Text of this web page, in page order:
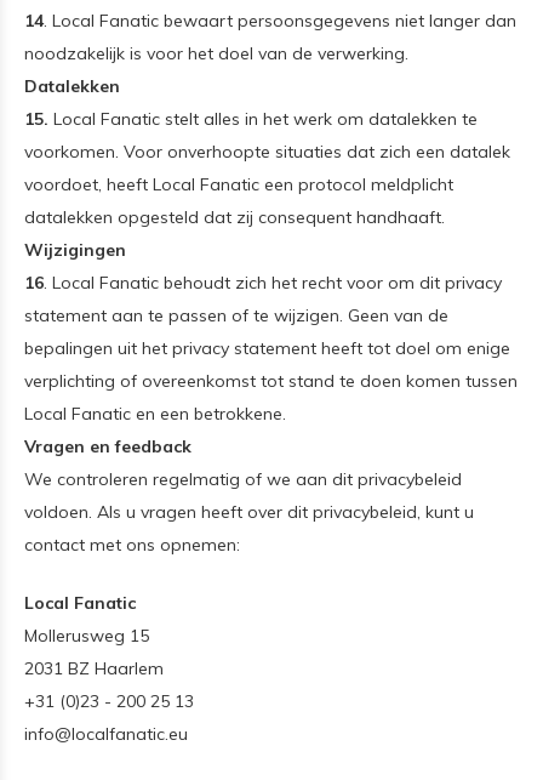
14. Local Fanatic bewaart persoonsgegevens niet langer dan
noodzakelijk is voor het doel van de verwerking.
Datalekken
15. Local Fanatic stelt alles in het werk om datalekken te
voorkomen. Voor onverhoopte situaties dat zich een datalek
voordoet, heeft Local Fanatic een protocol meldplicht
datalekken opgesteld dat zij consequent handhaaft.
Wijzigingen
16. Local Fanatic behoudt zich het recht voor om dit privacy
statement aan te passen of te wijzigen. Geen van de
bepalingen uit het privacy statement heeft tot doel om enige
verplichting of overeenkomst tot stand te doen komen tussen
Local Fanatic en een betrokkene.
Vragen en feedback
We controleren regelmatig of we aan dit privacybeleid
voldoen. Als u vragen heeft over dit privacybeleid, kunt u
contact met ons opnemen:
Local Fanatic
Mollerusweg 15
2031 BZ Haarlem
+31 (0)23 - 200 25 13
info@localfanatic.eu